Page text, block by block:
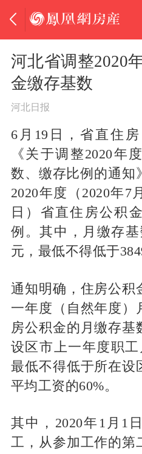
河北省调整2020
金缴存基数
河北日报
6月19日，省直住
《关于调整2020年
数、缴存比例的通知
2020年度（2020年7
日）省直住房公积
例。其中，月缴存
元，最低不得低于
通知明确，住房公积
一年度（自然年度）
房公积金的月缴存基
设区市上一年度职工
最低不得低于所在设
平均工资的60%。
其中，2020年1月1
工，从参加工作的第